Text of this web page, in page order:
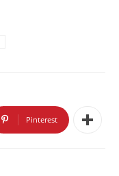
Pinterest